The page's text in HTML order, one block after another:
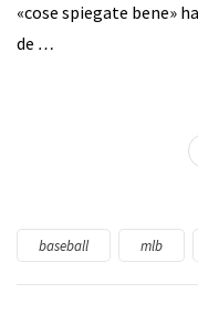
«cose spiegate bene»
de …
baseball mlb